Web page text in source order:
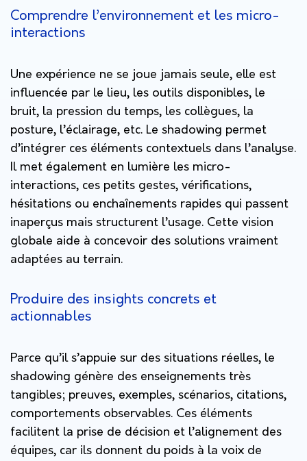
Comprendre l’environnement et les micro-
interactions
Une expérience ne se joue jamais seule, elle est
influencée par le lieu, les outils disponibles, le
bruit, la pression du temps, les collègues, la
posture, l’éclairage, etc. Le shadowing permet
d’intégrer ces éléments contextuels dans l’analyse.
Il met également en lumière les micro-
interactions, ces petits gestes, vérifications,
hésitations ou enchaînements rapides qui passent
inaperçus mais structurent l’usage. Cette vision
globale aide à concevoir des solutions vraiment
adaptées au terrain.
Produire des insights concrets et
actionnables
Parce qu’il s’appuie sur des situations réelles, le
shadowing génère des enseignements très
tangibles; preuves, exemples, scénarios, citations,
comportements observables. Ces éléments
facilitent la prise de décision et l’alignement des
équipes, car ils donnent du poids à la voix de